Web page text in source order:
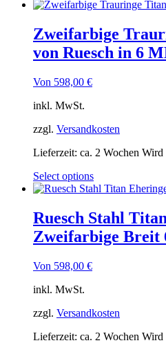
Zweifarbige
von Ruesch in 6
Von 598,00 €
inkl. MwSt.
zzgl. Versandkosten
Lieferzeit: ca. 2 Wochen
Select options
Ruesch Stahl
Zweifarbige Breit
Von 598,00 €
inkl. MwSt.
zzgl. Versandkosten
Lieferzeit: ca. 2 Wochen